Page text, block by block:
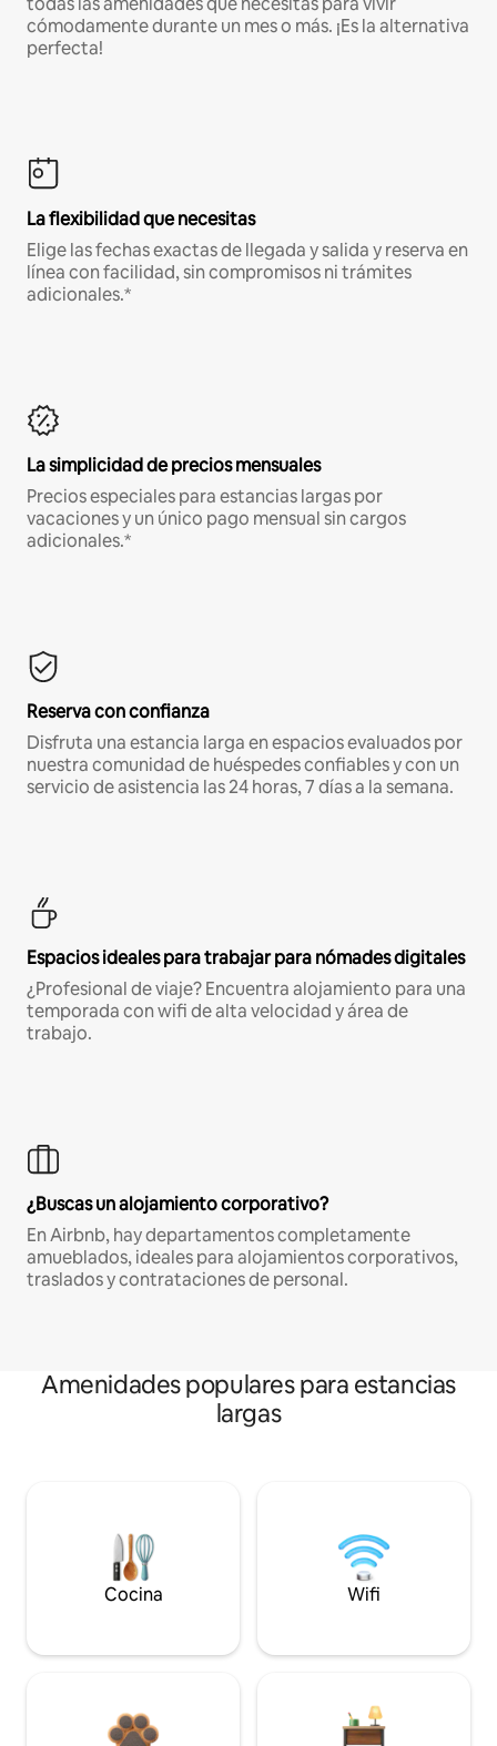
cómodamente durante un mes o más. ¡Es la alternativa
perfecta!
La flexibilidad que necesitas
Elige las fechas exactas de llegada y salida y reserva en
línea con facilidad, sin compromisos ni trámites
adicionales.*
La simplicidad de precios mensuales
Precios especiales para estancias largas por
vacaciones y un único pago mensual sin cargos
adicionales.*
Reserva con confianza
Disfruta una estancia larga en espacios evaluados por
nuestra comunidad de huéspedes confiables y con un
servicio de asistencia las 24 horas, 7 días a la semana.
Espacios ideales para trabajar para nómades digitales
¿Profesional de viaje? Encuentra alojamiento para una
temporada con wifi de alta velocidad y área de
trabajo.
¿Buscas un alojamiento corporativo?
En Airbnb, hay departamentos completamente
amueblados, ideales para alojamientos corporativos,
traslados y contrataciones de personal.
Amenidades populares para estancias
largas
Cocina Wifi